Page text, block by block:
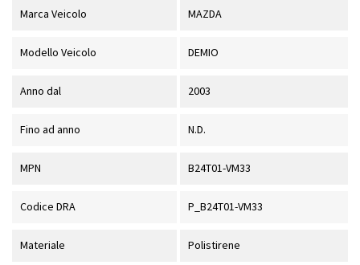
Marca Veicolo MAZDA
Modello Veicolo DEMIO
Anno dal 2003
Fino ad anno N.D.
MPN B24T01-VM33
Codice DRA P_B24T01-VM33
Materiale Polistirene